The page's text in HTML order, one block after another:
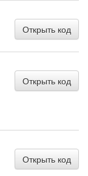
Открыть код
Открыть код
Открыть код